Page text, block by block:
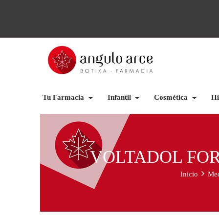
Tu Farmacia Infantil Cosmética
VOLTADOL
Inicio